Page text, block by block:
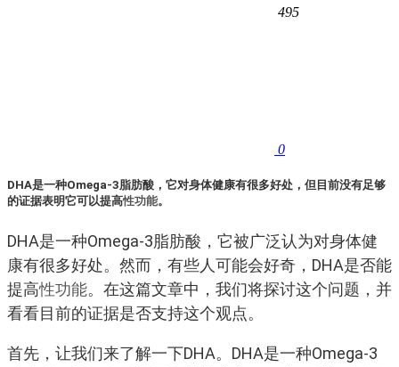
495
0
DHA是一种Omega-3脂肪酸，它对身体健康有很多好处，但目前没有足够
的证据表明它可以提高性功能。
DHA是一种Omega-3脂肪酸，它被广泛认为对身体健
康有很多好处。然而，有些人可能会好奇，DHA是否能
提高性功能。在这篇文章中，我们将探讨这个问题，并
看看目前的证据是否支持这个观点。
首先，让我们来了解一下DHA。DHA是一种Omega-3